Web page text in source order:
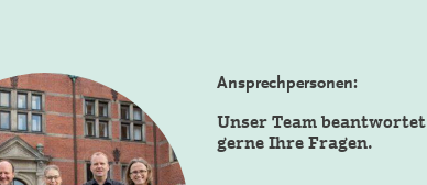
Ansprechpersonen:
Unser Team beantwortet
gerne Ihre Fragen.